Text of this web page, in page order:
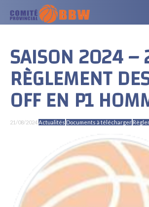
SAISON 2024
RÈGLEMENT
OFF EN P1
21/08/2024 Actualités Documents à télécharger